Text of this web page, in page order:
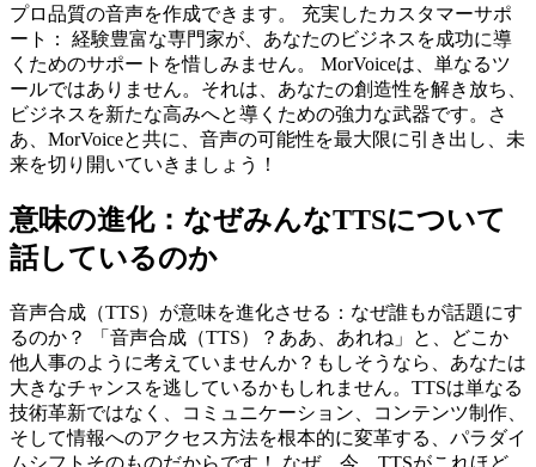
プロ品質の音声を作成できます。 充実したカスタマーサポ
ート： 経験豊富な専門家が、あなたのビジネスを成功に導
くためのサポートを惜しみません。 MorVoiceは、単なるツ
ールではありません。それは、あなたの創造性を解き放ち、
ビジネスを新たな高みへと導くための強力な武器です。さ
あ、MorVoiceと共に、音声の可能性を最大限に引き出し、未
来を切り開いていきましょう！
意味の進化：なぜみんなTTSについて
話しているのか
音声合成（TTS）が意味を進化させる：なぜ誰もが話題にす
るのか？ 「音声合成（TTS）？ああ、あれね」と、どこか
他人事のように考えていませんか？もしそうなら、あなたは
大きなチャンスを逃しているかもしれません。TTSは単なる
技術革新ではなく、コミュニケーション、コンテンツ制作、
そして情報へのアクセス方法を根本的に変革する、パラダイ